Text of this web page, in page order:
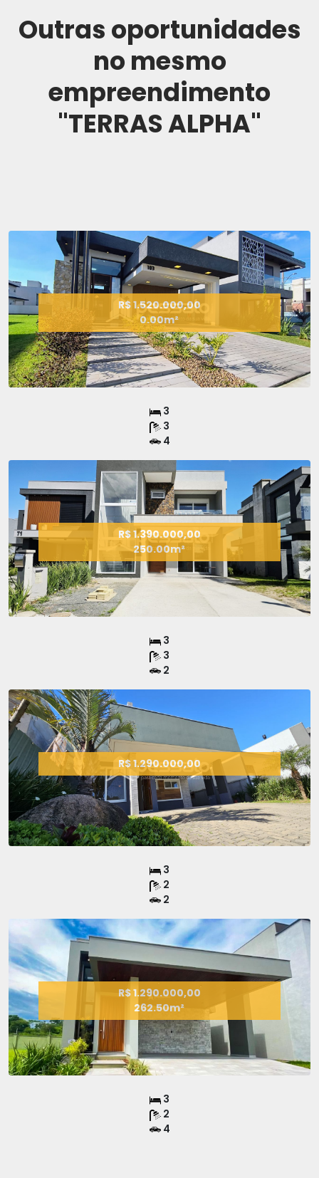
Outras oportunidades
no mesmo
empreendimento
"TERRAS ALPHA"
R$ 1.520.000,00
0.00m²
3
3
4
R$ 1.390.000,00
250.00m²
3
3
2
R$ 1.290.000,00
3
2
2
R$ 1.290.000,00
262.50m²
3
2
4